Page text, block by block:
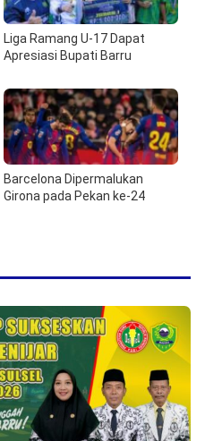
Liga Ramang U-17 Dapat
Apresiasi Bupati Barru
Barcelona Dipermalukan
Girona pada Pekan ke-24